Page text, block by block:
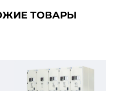
ТОВАРЫ